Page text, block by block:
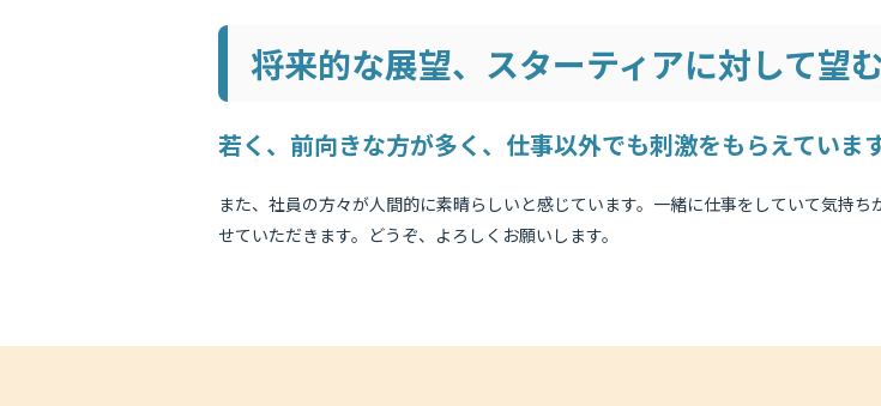
将来的な展望、スターティアに対して望
若く、前向きな方が多く、仕事以外でも刺激をもらえていま
また、社員の方々が人間的に素晴らしいと感じています。一緒に仕事をしていて気持
せていただきます。どうぞ、よろしくお願いします。